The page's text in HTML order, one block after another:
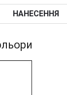
поверхонь.
НАНЕСЕННЯ